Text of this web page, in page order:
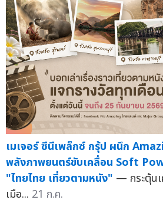
เมเจอร์ ซีนีเพล็กซ์ กรุ้ป ผนึก
พลังภาพยนตร์ขับเคลื่อน Soft
"ไทยไทย เที่ยวตามหนัง" — กระตุ้น
เมือ... 21 ก.ค.